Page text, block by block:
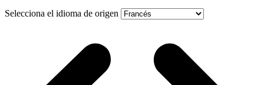
Selecciona el idioma de origen